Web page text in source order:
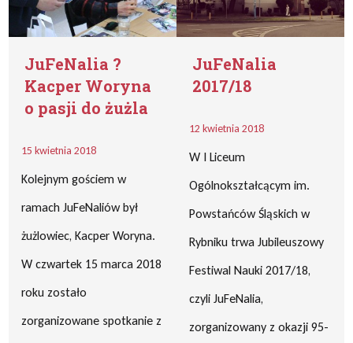
JuFeNalia ?
Kacper Woryna
o pasji do żużla
15 kwietnia 2018
Kolejnym gościem w
ramach JuFeNaliów był
żużlowiec, Kacper Woryna.
W czwartek 15 marca 2018
roku zostało
zorganizowane spotkanie z
JuFeNalia
2017/18
12 kwietnia 2018
W I Liceum
Ogólnokształcącym im.
Powstańców Śląskich w
Rybniku trwa Jubileuszowy
Festiwal Nauki 2017/18,
czyli JuFeNalia,
zorganizowany z okazji 95-